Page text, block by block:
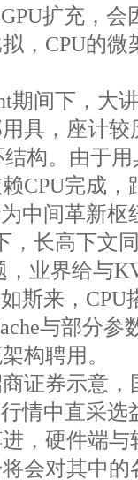
扩充，
，CPU的
间下，大
具，座计较
构。由于
CPU完成，
中间革新枢
长高下文同
业界给与
斯来，CPU
与部分
构聘用。
券示意，
情中直采
，硬件端
会对其中